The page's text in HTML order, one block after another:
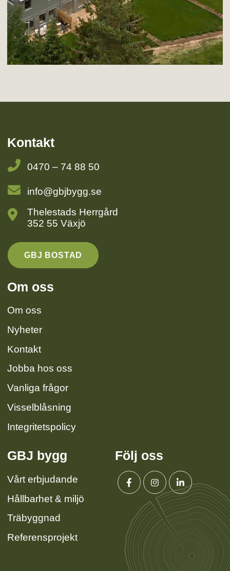
Kontakt
0470 – 74 88 50
info@gbjbygg.se
Thelestads Herrgård
352 55 Växjö
GBJ BOSTAD
Om oss
Om oss
Nyheter
Kontakt
Jobba hos oss
Vanliga frågor
Visselblåsning
Integritetspolicy
GBJ bygg
Vårt erbjudande
Hållbarhet & miljö
Träbyggnad
Referensprojekt
Följ oss
FacebookInstagramLinkedin